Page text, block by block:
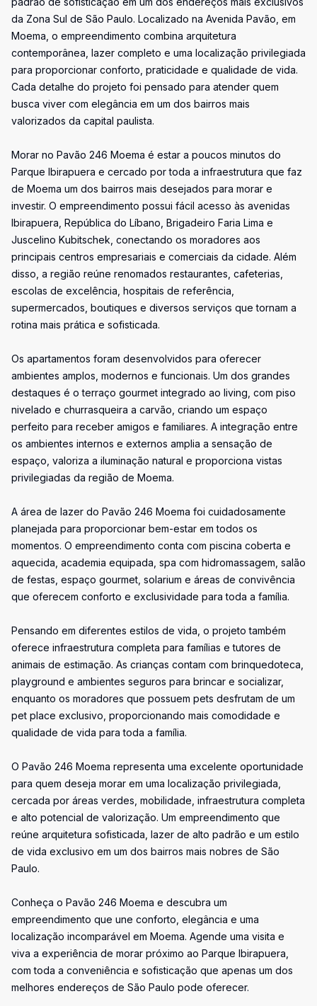
da Zona Sul de São Paulo. Localizado na Avenida Pavão, em
Moema, o empreendimento combina arquitetura
contemporânea, lazer completo e uma localização privilegiada
para proporcionar conforto, praticidade e qualidade de vida.
Cada detalhe do projeto foi pensado para atender quem
busca viver com elegância em um dos bairros mais
valorizados da capital paulista.
Morar no Pavão 246 Moema é estar a poucos minutos do
Parque Ibirapuera e cercado por toda a infraestrutura que faz
de Moema um dos bairros mais desejados para morar e
investir. O empreendimento possui fácil acesso às avenidas
Ibirapuera, República do Líbano, Brigadeiro Faria Lima e
Juscelino Kubitschek, conectando os moradores aos
principais centros empresariais e comerciais da cidade. Além
disso, a região reúne renomados restaurantes, cafeterias,
escolas de excelência, hospitais de referência,
supermercados, boutiques e diversos serviços que tornam a
rotina mais prática e sofisticada.
Os apartamentos foram desenvolvidos para oferecer
ambientes amplos, modernos e funcionais. Um dos grandes
destaques é o terraço gourmet integrado ao living, com piso
nivelado e churrasqueira a carvão, criando um espaço
perfeito para receber amigos e familiares. A integração entre
os ambientes internos e externos amplia a sensação de
espaço, valoriza a iluminação natural e proporciona vistas
privilegiadas da região de Moema.
A área de lazer do Pavão 246 Moema foi cuidadosamente
planejada para proporcionar bem-estar em todos os
momentos. O empreendimento conta com piscina coberta e
aquecida, academia equipada, spa com hidromassagem, salão
de festas, espaço gourmet, solarium e áreas de convivência
que oferecem conforto e exclusividade para toda a família.
Pensando em diferentes estilos de vida, o projeto também
oferece infraestrutura completa para famílias e tutores de
animais de estimação. As crianças contam com brinquedoteca,
playground e ambientes seguros para brincar e socializar,
enquanto os moradores que possuem pets desfrutam de um
pet place exclusivo, proporcionando mais comodidade e
qualidade de vida para toda a família.
O Pavão 246 Moema representa uma excelente oportunidade
para quem deseja morar em uma localização privilegiada,
cercada por áreas verdes, mobilidade, infraestrutura completa
e alto potencial de valorização. Um empreendimento que
reúne arquitetura sofisticada, lazer de alto padrão e um estilo
de vida exclusivo em um dos bairros mais nobres de São
Paulo.
Conheça o Pavão 246 Moema e descubra um
empreendimento que une conforto, elegância e uma
localização incomparável em Moema. Agende uma visita e
viva a experiência de morar próximo ao Parque Ibirapuera,
com toda a conveniência e sofisticação que apenas um dos
melhores endereços de São Paulo pode oferecer.